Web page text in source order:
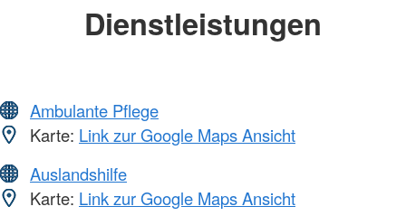
Dienstleistungen
Ambulante Pflege
Karte: Link zur Google Maps Ansicht
Auslandshilfe
Karte: Link zur Google Maps Ansicht